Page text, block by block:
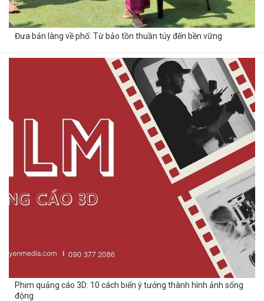
Đưa bản làng về phố: Từ bảo tồn thuần túy đến bền vững
Phim quảng cáo 3D: 10 cách biến ý tưởng thành hình ảnh sống
động